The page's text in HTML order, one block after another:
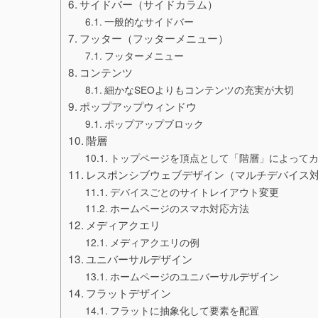
サイドバー（サイドカラム）
一般的なサイドバー
フッター（フッターメニュー）
フッターメニュー
コンテンツ
細かなSEOよりもコンテンツの充実が大切
ポップアップウィンドウ
ポップアップブロック
階層
トップページを頂点として「階層」によって
レスポンシブウェブデザイン（マルチデバイス対
デバイスごとのサイトレイアウト変更
ホームページのスマホ対応方法
メディアクエリ
メディアクエリの例
ユニバーサルデザイン
ホームページのユニバーサルデザイン
フラットデザイン
フラットに抽象化して要素を配置